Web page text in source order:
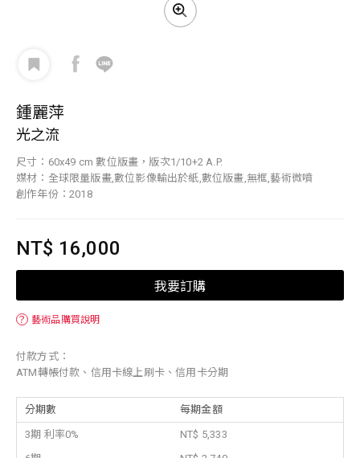
鍾麗萍
光之流
尺寸：60x49 cm 數位版畫，版次1/10+2 A.P.
媒材：全球限量版畫,數位影像輸出於紙,數位版畫,無框,藝術微噴
創作年份：2018
NT$ 16,000
我要訂購
？ 藝術品購買說明
付款方式：
ATM轉帳付款、信用卡線上刷卡、信用卡分期
分期數 每期金額
3期 利率0%
NT$ 5,333